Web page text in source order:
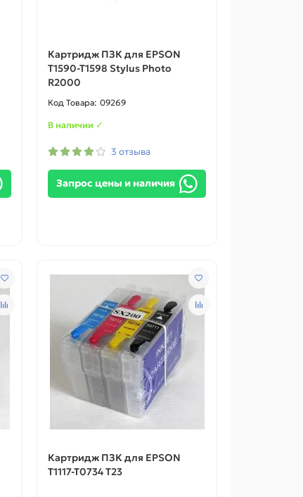
Картридж ПЗК для EPSON
T1590-T1598 Stylus Photo
R2000
09269
В наличии ✓
3 отзыва
Запрос цены и наличия
Картридж ПЗК для EPSON
T1117-T0734 T23